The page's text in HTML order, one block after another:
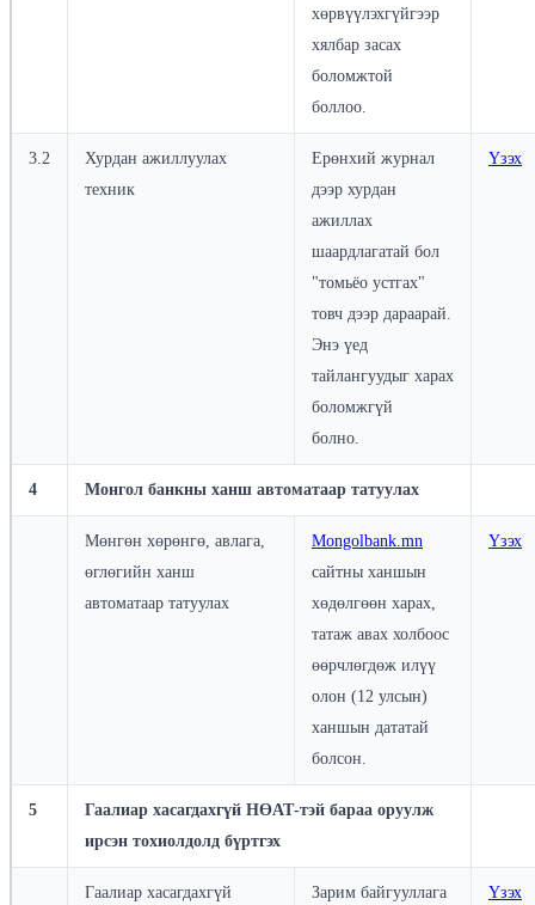
хөрвүүлэхгүйгээр
хялбар засах
боломжтой
боллоо.
3.2
Хурдан ажиллуулах
техник
Ерөнхий журнал
дээр хурдан
ажиллах
шаардлагатай бол
"томьёо устгах"
товч дээр дараарай.
Энэ үед
тайлангуудыг харах
боломжгүй
болно.
Үзэх
4 Монгол банкны ханш автоматаар татуулах
Мөнгөн хөрөнгө, авлага,
өглөгийн ханш
автоматаар татуулах
Mongolbank.mn
сайтны ханшын
хөдөлгөөн харах,
татаж авах холбоос
өөрчлөгдөж илүү
олон (12 улсын)
ханшын дататай
болсон.
Үзэх
5
Гаалиар хасагдахгүй НӨАТ-тэй бараа оруулж
ирсэн тохиолдолд бүртгэх
Гаалиар хасагдахгүй Зарим байгууллага Үзэх